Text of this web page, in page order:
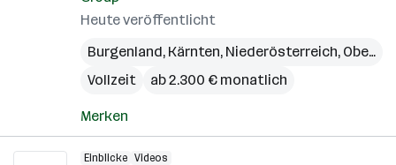
Heute veröffentlicht
Burgenland, Kärnten, Niederösterreich, Oberösterreich
Vollzeit
ab 2.300 € monatlich
Merken
Einblicke Videos